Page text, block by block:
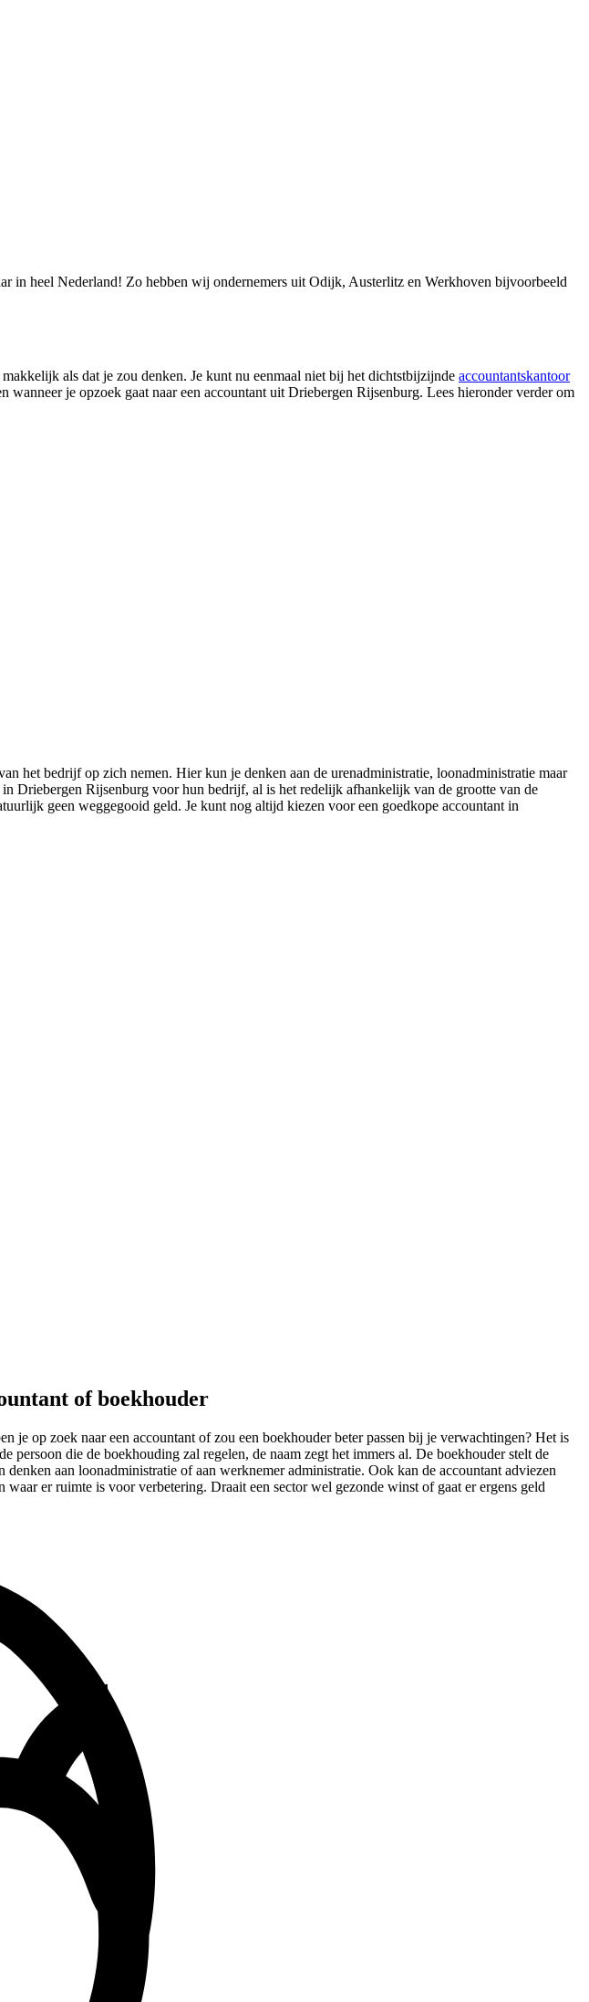
in heel Nederland! Zo hebben wij ondernemers uit Odijk, Austerlitz en Werkhoven bijvoorbeeld
als dat je zou denken. Je kunt nu eenmaal niet bij het dichtstbijzijnde accountantskantoor
je opzoek gaat naar een accountant uit Driebergen Rijsenburg. Lees hieronder verder om
het bedrijf op zich nemen. Hier kun je denken aan de urenadministratie, loonadministratie maar
Driebergen Rijsenburg voor hun bedrijf, al is het redelijk afhankelijk van de grootte van de
geen weggegooid geld. Je kunt nog altijd kiezen voor een goedkope accountant in
of boekhouder
op zoek naar een accountant of zou een boekhouder beter passen bij je verwachtingen? Het is
die de boekhouding zal regelen, de naam zegt het immers al. De boekhouder stelt de
aan loonadministratie of aan werknemer administratie. Ook kan de accountant adviezen
er ruimte is voor verbetering. Draait een sector wel gezonde winst of gaat er ergens geld